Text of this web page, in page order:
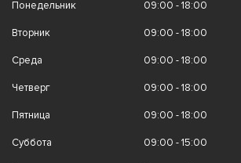
Понедельник 09:00 - 18:00
Вторник 09:00 - 18:00
Среда 09:00 - 18:00
Четверг 09:00 - 18:00
Пятница 09:00 - 18:00
Суббота 09:00 - 15:00